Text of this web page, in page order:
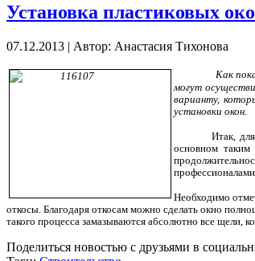
Установка пластиковых
07.12.2013 | Автор: Анастасия Тихонова
Как
могут
варианту,
установки окон.
Итак,
основном
профессионалами.
Необходимо
откосы. Благодаря откосам можно сделать окно
такого процесса замазываются абсолютно все щели,
Поделиться новостью с друзьями в